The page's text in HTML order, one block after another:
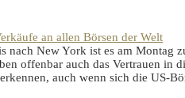
an allen Börsen der Welt
nach New York ist es am Montag
offenbar auch das Vertrauen in
auch wenn sich die US-